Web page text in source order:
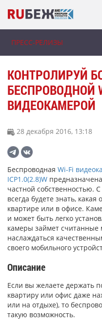
ПРЕСС-РЕЛИЗЫ
КОНТРОЛИРУЙ
БЕСПРОВОДНОЙ
ВИДЕОКАМЕРОЙ
28 декабря 2016, 13:18
Беспроводная Wi-Fi
ICP1.0(2.8)W
частной собственностью.
всегда будете знать,
квартире или в офисе.
и может быть легко
камеры займет
наслаждаться
своего мобильного
Описание
Если вы желаете держать
квартиру или офис даже
или на отдыхе), то
такую возможность.